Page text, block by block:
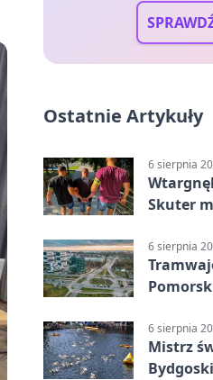
Ostatnie Artykuły
6 sierpnia
Skuter
6 sierpnia
6 sierpnia
Mistrz